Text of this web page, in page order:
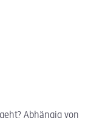
Abhängig von